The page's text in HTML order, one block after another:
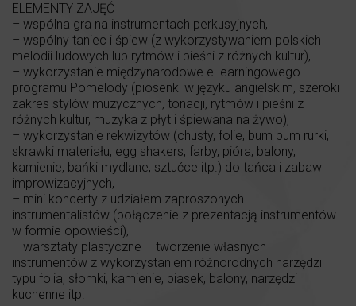
ELEMENTY ZAJĘĆ
– wspólna gra na instrumentach perkusyjnych,
– wspólny taniec i śpiew (z wykorzystywaniem polskich
melodii ludowych lub rytmów i pieśni z różnych kultur),
– wykorzystanie międzynarodowe e-learningowego
programu Pomelody (piosenki w języku angielskim, szeroki
zakres stylów muzycznych, tonacji, rytmów i pieśni z
różnych kultur, muzyka z płyt i śpiewana na żywo),
– wykorzystanie rekwizytów (chusty, folie, bum bum rurki,
skrawki materiału, egg shakers, farby, pióra, balony,
kamienie, bańki mydlane, sztućce itp.) do tańca i zabaw
improwizacyjnych,
– mini koncerty z udziałem zaproszonych
instrumentalistów (połączenie z prezentacją instrumentów
w formie opowieści),
– warsztaty plastyczne – tworzenie własnych
instrumentów z wykorzystaniem różnorodnych narzędzi
typu folia, słomki, kamienie, piasek, balony, narzędzi
kuchenne itp.